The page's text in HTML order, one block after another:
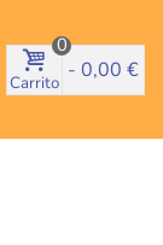
Carrito
0
- 0,00 €